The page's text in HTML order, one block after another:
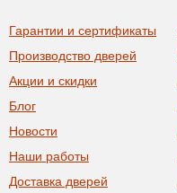
Гарантии и сертификаты
Производство дверей
Акции и скидки
Блог
Новости
Наши работы
Доставка дверей